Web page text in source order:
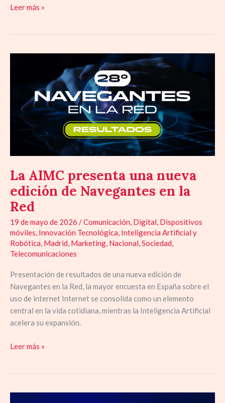
móvil
La
Leer más »
La AIMC presenta una nueva
edición de Navegantes en la
Red
19 de mayo de 2026 /Comunicación, Digital, Dispositivos
móviles, Innovación Tecnológica, Inteligencia Artificial y
Robótica, Madrid, Marketing, Nacional,Sociedad,
Telecomunicaciones
Presentación de resultados de una nueva edición de
Navegantes en la Red, la mayor encuesta en España sobre el
uso de internet Internet se consolida como un elemento
central en la vida cotidiana, mientras la Inteligencia Artificial
acelera su expansión.
nueva
edición
Navegantes
en
Red
Leer más »